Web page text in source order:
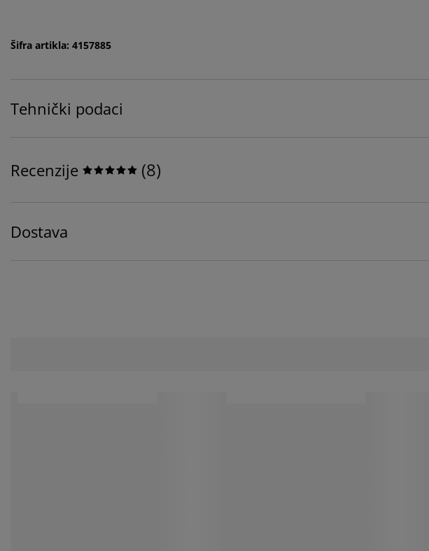
Šifra artikla: 4157885
Tehnički podaci
Recenzije (8)
Dostava